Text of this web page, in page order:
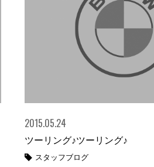
2015.05.24
ツーリング♪ツーリング♪
スタッフブログ